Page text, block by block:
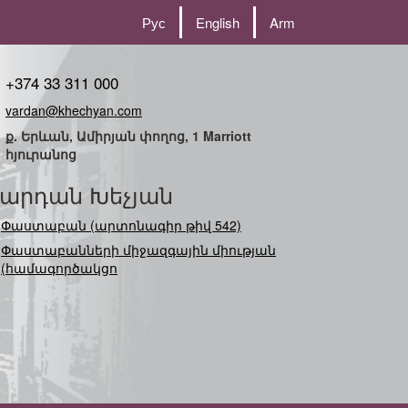
Рус English Arm
+374 33 311 000
vardan@khechyan.com
ք. Երևան, Ամիրյան փողոց, 1 Marriott
հյուրանոց
Խեչյան
Փաստաբան (արտոնագիր թիվ 542)
Փաստաբանների միջազգային միության
(համագործակցության) նե